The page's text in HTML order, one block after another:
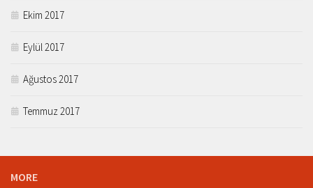
Ekim 2017
Eylül 2017
Ağustos 2017
Temmuz 2017
MORE